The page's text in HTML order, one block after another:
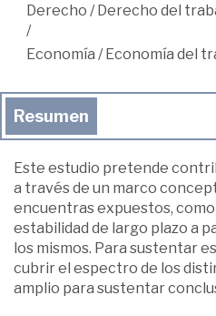
Derecho /Derecho del
/
Economía /Economía del
Resumen
Este estudio pretende
a través de un marco
encuentras expuestos,
estabilidad de largo plazo a
los mismos. Para sustentar
cubrir el espectro de los
amplio para sustentar